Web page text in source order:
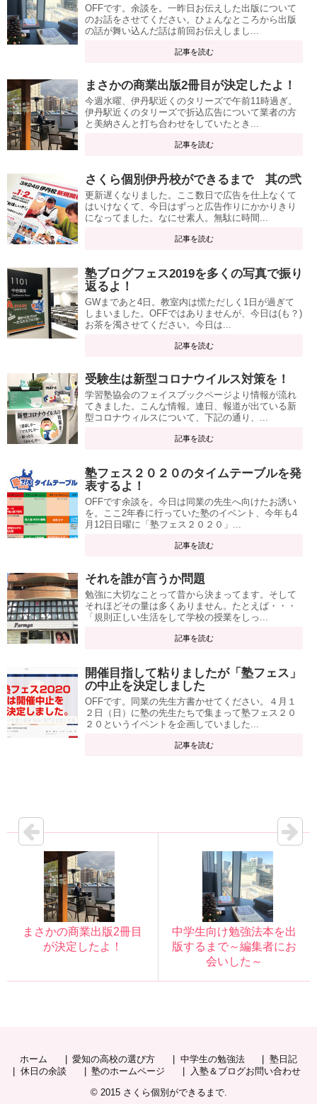
OFFです。余談を。一昨日お伝えした出版について
のお話をさせてください。ひょんなところから出版
の話が舞い込んだ話は前回お伝えしまし...
記事を読む
まさかの商業出版2冊目が決定したよ！
今週水曜、伊丹駅近くのタリーズで午前11時過ぎ。
伊丹駅近くのタリーズで折込広告について業者の方
と美納さんと打ち合わせをしていたとき...
記事を読む
さくら個別伊丹校ができるまで 其の弐
更新遅くなりました。ここ数日で広告を仕上なくて
はいけなくて、今日はずっと広告作りにかかりきり
になってました。なにせ素人。無駄に時間...
記事を読む
塾ブログフェス2019を多くの写真で振り
返るよ！
GWまであと4日。教室内は慌ただしく1日が過ぎて
しまいました。OFFではありませんが、今日は(も？)
お茶を濁させてください。今日は...
記事を読む
受験生は新型コロナウイルス対策を！
学習塾協会のフェイスブックページより情報が流れ
てきました。こんな情報。連日、報道が出ている新
型コロナウィルスについて、下記の通り、...
記事を読む
塾フェス２０２０のタイムテーブルを発
表するよ！
OFFです余談を。今日は同業の先生へ向けたお誘い
を。ここ2年春に行っていた塾のイベント、今年も4
月12日日曜に「塾フェス２０２０」...
記事を読む
それを誰が言うか問題
勉強に大切なことって昔から決まってます。そして
それほどその量は多くありません。たとえば・・・
「規則正しい生活をして学校の授業をしっ...
記事を読む
開催目指して粘りましたが「塾フェス」
の中止を決定しました
OFFです。同業の先生方書かせてください。４月１
２日（日）に塾の先生たちで集まって塾フェス２０
２０というイベントを企画していました...
記事を読む
まさかの商業出版2冊目
が決定したよ！
中学生向け勉強法本を出
版するまで～編集者にお
会いした～
ホーム 愛知の高校の選び方 中学生の勉強法
塾日記
休日の余談
塾のホームページ
入塾＆ブログお問い合わせ
© 2015 さくら個別ができるまで.